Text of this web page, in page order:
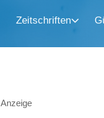
Zeitschriften
Anzeige